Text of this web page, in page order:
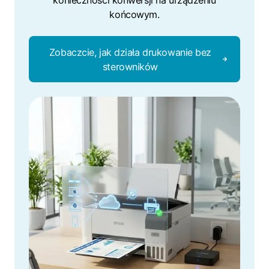
końcowym.
Zobaczcie, jak działa drukowanie bez
sterowników